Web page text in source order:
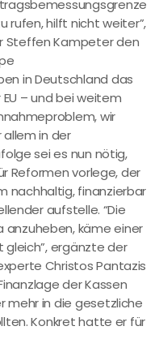
rufen, hilft nicht weiter”,
Steffen Kampeter den
in Deutschland das
– und bei weitem
wir
in der
sei es nun nötig,
Reformen vorlege, der
nachhaltig, finanzierbar
aufstelle. “Die
käme einer
ergänzte der
Christos Pantazis
der Kassen
mehr in die gesetzliche
Konkret hatte er für